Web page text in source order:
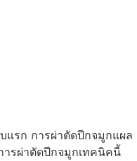
แรก การผ่าตัดปีกจมูกแผล
ารผ่าตัดปีกจมูกเทคนิคนี้